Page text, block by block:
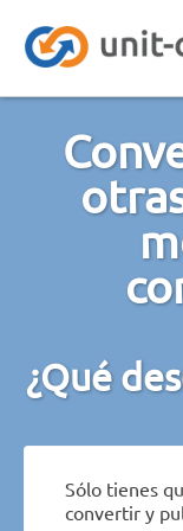
¿Qué
Sólo tienes
convertir y